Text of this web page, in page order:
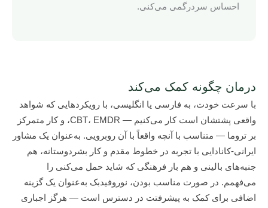
احساس سردرگمی می‌کنی.
درمان چگونه کمک می‌کند
با سرعت خودت، به فارسی یا انگلیسی، با رویکردهایی که شواهد
واقعی پشتشان است کار می‌کنیم — CBT، EMDR، و کار متمرکز
بر تروما — متناسب با آنچه واقعاً با آن روبرویی. به‌عنوان یک مشاور
ایرانی-کانادایی با تجربه در خطوط مقدم و کار بشردوستانه، هم
جنبه‌های بالینی و هم بار فرهنگی که شاید حمل می‌کنی را
می‌فهمم. در صورت مناسب بودن، نوروفیدبک به‌عنوان یک گزینه
اضافی برای کمک به پیشرفتت در دسترس است — هرگز اجباری